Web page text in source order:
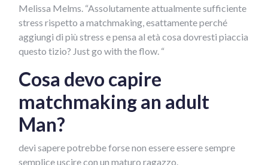
Melissa Melms. “Assolutamente attualmente sufficiente
stress rispetto a matchmaking, esattamente perché
aggiungi di più stress e pensa al età cosa dovresti piaccia
questo tizio? Just go with the flow. “
Cosa devo capire
matchmaking an adult
Man?
devi sapere potrebbe forse non essere essere sempre
semplice uscire con un maturo ragazzo.